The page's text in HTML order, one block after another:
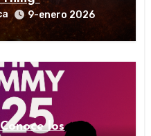
9-enero 2026
los